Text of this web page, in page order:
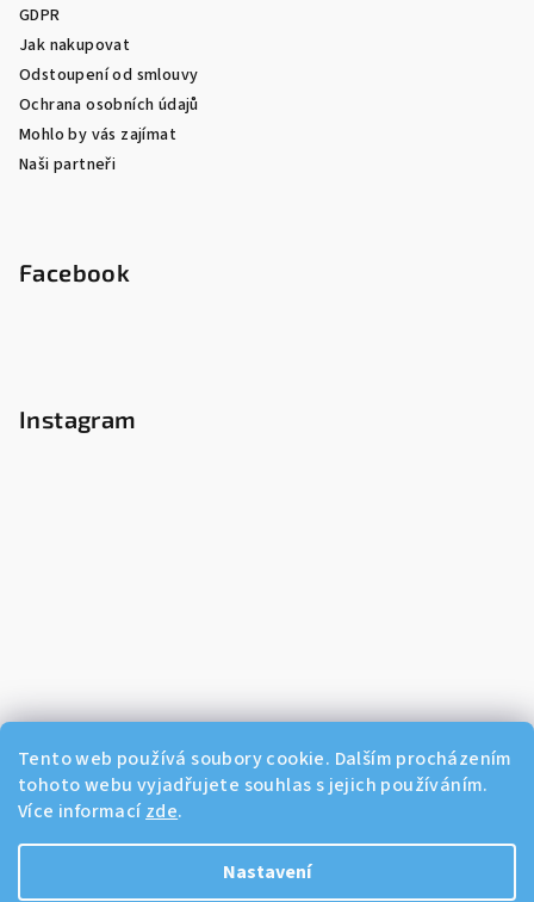
Tento web používá soubory cookie. Dalším procházením
tohoto webu vyjadřujete souhlas s jejich používáním.
Více informací zde.
Nastavení
GDPR
Jak nakupovat
Odstoupení od smlouvy
Ochrana osobních údajů
Mohlo by vás zajímat
Naši partneři
Facebook
Instagram
Sledovat na Instagramu